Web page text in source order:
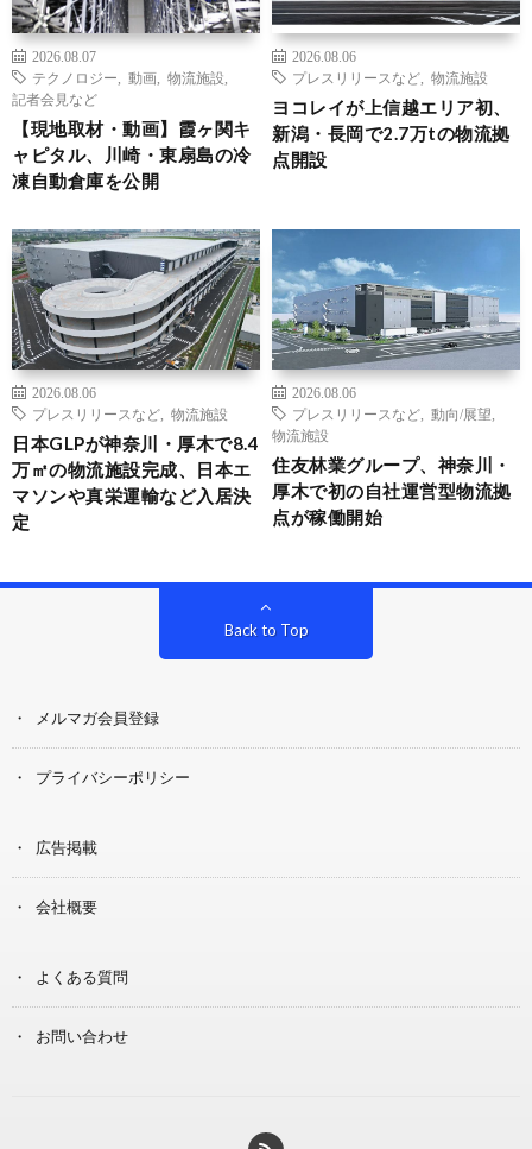
2026.08.07
テクノロジー
動画 物流施設
記者会見など
【現地取材・動画】霞ヶ関キ
ャピタル、川崎・東扇島の冷
凍自動倉庫を公開
2026.08.06
プレスリリースなど
物流施設
ヨコレイが上信越エリア初、
新潟・長岡で2.7万tの物流拠
点開設
2026.08.06
プレスリリースなど
物流施設
日本GLPが神奈川・厚木で8.4
万㎡の物流施設完成、日本エ
マソンや真栄運輸など入居決
定
2026.08.06
プレスリリースなど
動向/展望
物流施設
住友林業グループ、神奈川・
厚木で初の自社運営型物流拠
点が稼働開始
Back to Top
メルマガ会員登録
プライバシーポリシー
広告掲載
会社概要
よくある質問
お問い合わせ